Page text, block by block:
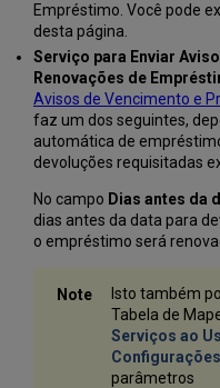
Empréstimo. Você pode
desta página.
Serviço para Enviar
Renovações de
Avisos de Vencimento e
faz um dos seguintes,
automática de
devoluções requisitadas
No campo Dias antes da
dias antes da data para
o empréstimo será
Isto também
Tabela de
Serviços ao
Configurações
parâmetros